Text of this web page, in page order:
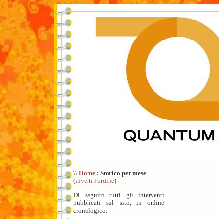
\\ Home : Storico per mese
(inverti l'ordine)
Di seguito tutti gli interventi
pubblicati sul sito, in ordine
cronologico.